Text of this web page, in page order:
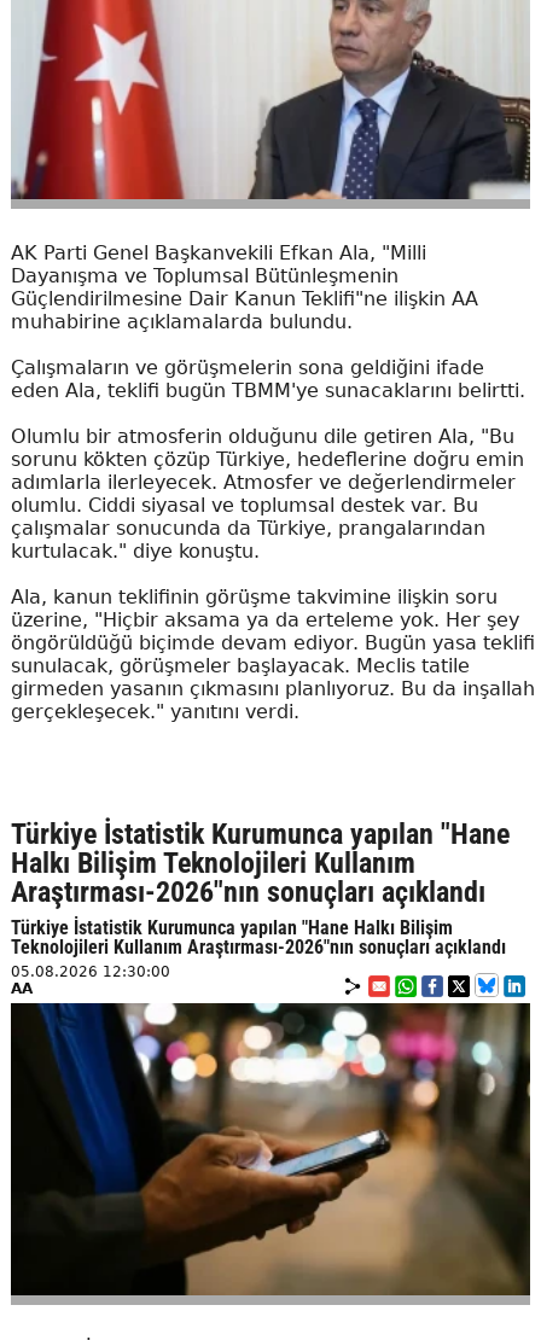
AK Parti Genel Başkanvekili Efkan Ala, "Milli
Dayanışma ve Toplumsal Bütünleşmenin
Güçlendirilmesine Dair Kanun Teklifi"ne ilişkin AA
muhabirine açıklamalarda bulundu.
Çalışmaların ve görüşmelerin sona geldiğini ifade
eden Ala, teklifi bugün TBMM'ye sunacaklarını belirtti.
Olumlu bir atmosferin olduğunu dile getiren Ala, "Bu
sorunu kökten çözüp Türkiye, hedeflerine doğru emin
adımlarla ilerleyecek. Atmosfer ve değerlendirmeler
olumlu. Ciddi siyasal ve toplumsal destek var. Bu
çalışmalar sonucunda da Türkiye, prangalarından
kurtulacak." diye konuştu.
Ala, kanun teklifinin görüşme takvimine ilişkin soru
üzerine, "Hiçbir aksama ya da erteleme yok. Her şey
öngörüldüğü biçimde devam ediyor. Bugün yasa teklifi
sunulacak, görüşmeler başlayacak. Meclis tatile
girmeden yasanın çıkmasını planlıyoruz. Bu da inşallah
gerçekleşecek." yanıtını verdi.
Türkiye İstatistik Kurumunca yapılan "Hane
Halkı Bilişim Teknolojileri Kullanım
Araştırması-2026"nın sonuçları açıklandı
Türkiye İstatistik Kurumunca yapılan "Hane Halkı Bilişim
Teknolojileri Kullanım Araştırması-2026"nın sonuçları açıklandı
05.08.2026 12:30:00
AA